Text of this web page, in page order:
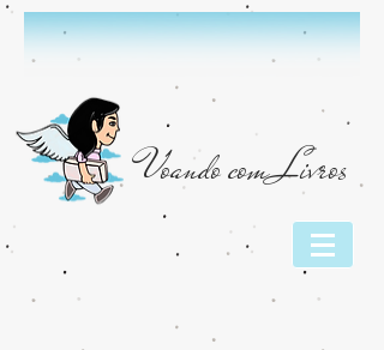
Voando com Livros